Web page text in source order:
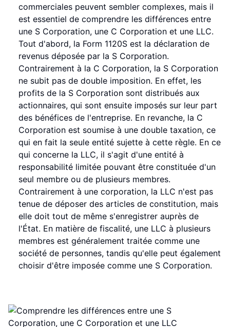
commerciales peuvent sembler complexes, mais il
est essentiel de comprendre les différences entre
une S Corporation, une C Corporation et une LLC.
Tout d'abord, la Form 1120S est la déclaration de
revenus déposée par la S Corporation.
Contrairement à la C Corporation, la S Corporation
ne subit pas de double imposition. En effet, les
profits de la S Corporation sont distribués aux
actionnaires, qui sont ensuite imposés sur leur part
des bénéfices de l'entreprise. En revanche, la C
Corporation est soumise à une double taxation, ce
qui en fait la seule entité sujette à cette règle. En ce
qui concerne la LLC, il s'agit d'une entité à
responsabilité limitée pouvant être constituée d'un
seul membre ou de plusieurs membres.
Contrairement à une corporation, la LLC n'est pas
tenue de déposer des articles de constitution, mais
elle doit tout de même s'enregistrer auprès de
l'État. En matière de fiscalité, une LLC à plusieurs
membres est généralement traitée comme une
société de personnes, tandis qu'elle peut également
choisir d'être imposée comme une S Corporation.